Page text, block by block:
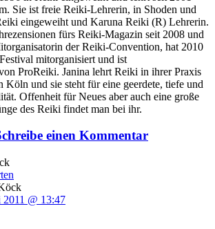
Sie ist freie Reiki-Lehrerin, in Shoden und
eingeweiht und Karuna Reiki (R) Lehrerin.
fürs Reiki-Magazin seit 2008 und
der Reiki-Convention, hat 2010
mitorganisiert und ist
ProReiki. Janina lehrt Reiki in ihrer Praxis
und sie steht für eine geerdete, tiefe und
Offenheit für Neues aber auch eine große
des Reiki findet man bei ihr.
einen Kommentar
@ 13:47